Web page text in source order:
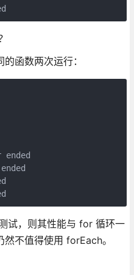
函数两次运行：
试，则其性能与 for 循环一
不值得使用 forEach。